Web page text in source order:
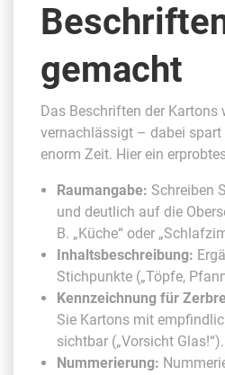
gemacht
Das Beschriften der Kartons
vernachlässigt – dabei spart
enorm Zeit. Hier ein
Raumangabe: Schreiben
und deutlich auf die
B. „Küche“ oder
Inhaltsbeschreibung:
Stichpunkte („Töpfe,
Kennzeichnung für
Sie Kartons mit
sichtbar („Vorsicht Glas!“).
Nummerierung: